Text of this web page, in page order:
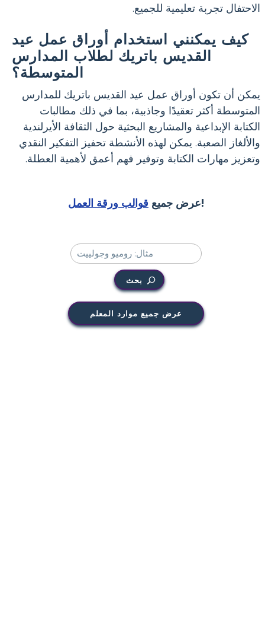
الاحتفال تجربة تعليمية للجميع.
كيف يمكنني استخدام أوراق عمل عيد
القديس باتريك لطلاب المدارس
المتوسطة؟
يمكن أن تكون أوراق عمل عيد القديس باتريك للمدارس
المتوسطة أكثر تعقيدًا وجاذبية، بما في ذلك مطالبات
الكتابة الإبداعية والمشاريع البحثية حول الثقافة الأيرلندية
والألغاز الصعبة. يمكن لهذه الأنشطة تحفيز التفكير النقدي
وتعزيز مهارات الكتابة وتوفير فهم أعمق لأهمية العطلة.
عرض جميع قوالب ورقة العمل !
بحث
عرض جميع موارد المعلم